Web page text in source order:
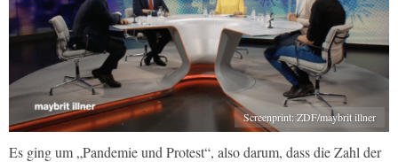
Screenprint: ZDF/maybrit illner
Es ging um „Pandemie und Protest“, also darum, dass die Zahl der